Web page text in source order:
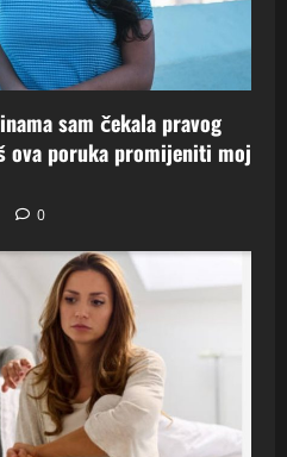
sam čekala pravog
ova poruka promijeniti moj
0